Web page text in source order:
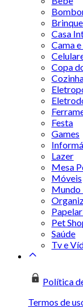
Casa
Cama
Copa
Festa
Games
Lazer
Mesa
Móveis
Mundo
Pet
Saúde
Tv e
Política
Termos de